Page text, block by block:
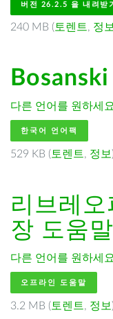
버전 26.2.5 을 내려받기
240 MB ( 토렌트, 정보
Bosanski
다른 언어를 원하세
한국어 언어팩
529 KB ( 토렌트, 정보
리브레오
장 도움말
다른 언어를 원하세
오프라인 도움말
3.2 MB ( 토렌트, 정보